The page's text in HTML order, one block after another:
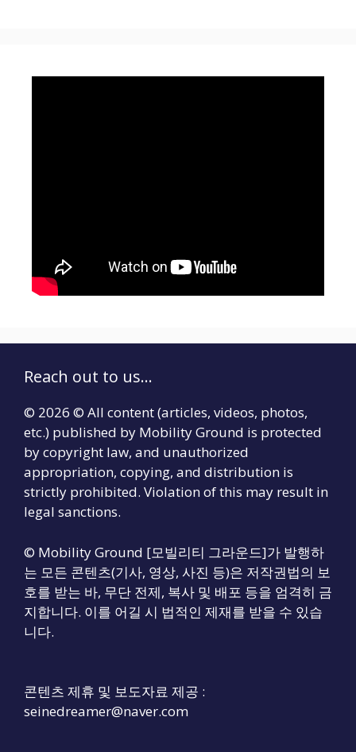
Reach out to us...
© 2026 © All content (articles, videos, photos,
etc.) published by Mobility Ground is protected
by copyright law, and unauthorized
appropriation, copying, and distribution is
strictly prohibited. Violation of this may result in
legal sanctions.
© Mobility Ground [모빌리티 그라운드]가 발행하
는 모든 콘텐츠(기사, 영상, 사진 등)은 저작권법의 보
호를 받는 바, 무단 전제, 복사 및 배포 등을 엄격히 금
지합니다. 이를 어길 시 법적인 제재를 받을 수 있습
니다.
콘텐츠 제휴 및 보도자료 제공 :
seinedreamer@naver.com